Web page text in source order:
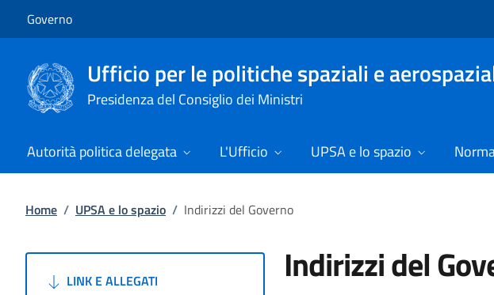
Governo
Ufficio per le politiche spaziali e
Presidenza del Consiglio dei Ministri
Autorità politica delegata L'Ufficio UPSA e lo spazio
Home / UPSA e lo spazio / Indirizzi del Governo
LINK E ALLEGATI Indirizzi del